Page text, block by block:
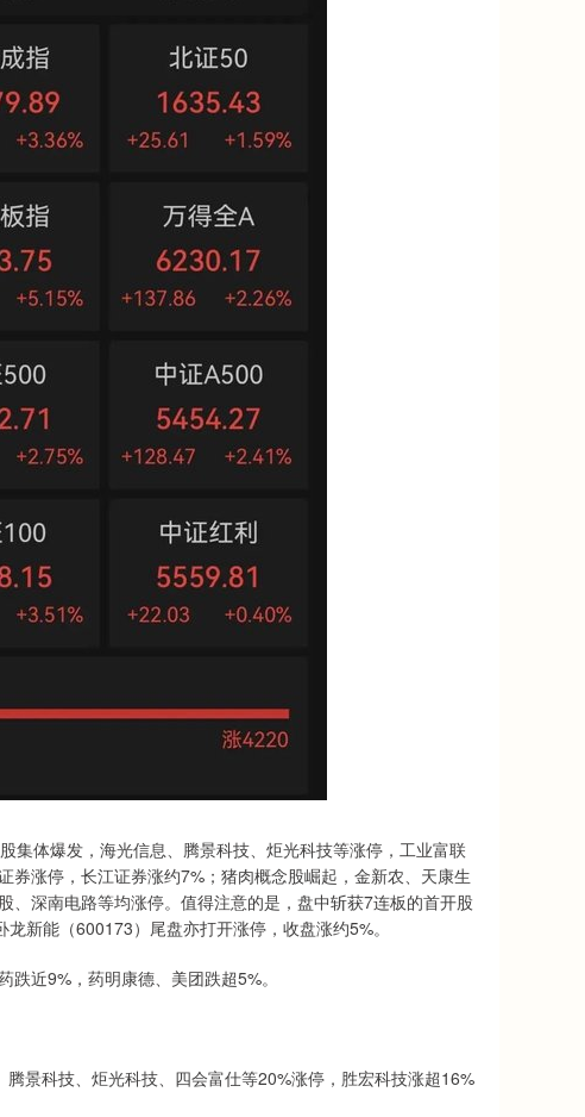
体爆发，海光信息、腾景科技、炬光科技等涨停，工业富联
涨停，长江证券涨约7%；猪肉概念股崛起，金新农、天康生
深南电路等均涨停。值得注意的是，盘中斩获7连板的首开股
新能（600173）尾盘亦打开涨停，收盘涨约5%。
近9%，药明康德、美团跌超5%。
科技、炬光科技、四会富仕等20%涨停，胜宏科技涨超16%